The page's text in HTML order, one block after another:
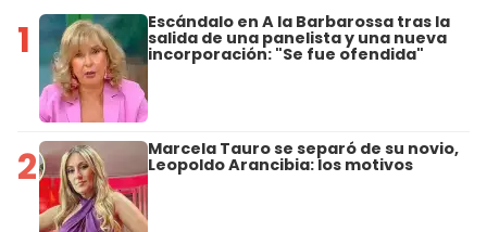
1 Escándalo en A la Barbarossa tras la
salida de una panelista y una nueva
incorporación: "Se fue ofendida"
2 Marcela Tauro se separó de su novio,
Leopoldo Arancibia: los motivos